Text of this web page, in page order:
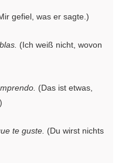
gefiel, was er sagte.)
(Ich weiß nicht, wovon
(Das ist etwas,
te guste. (Du wirst nichts